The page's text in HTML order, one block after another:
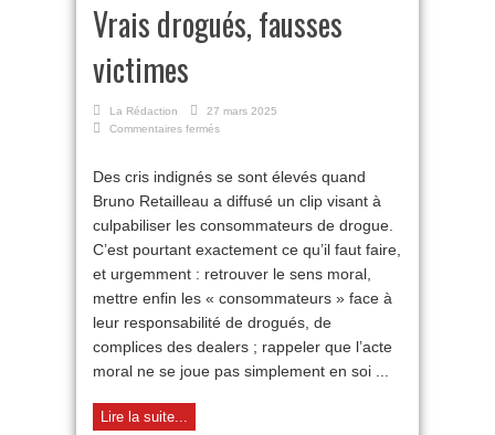
Vrais drogués, fausses
victimes
La Rédaction
27 mars 2025
Commentaires fermés
fausses
victimes
Des cris indignés se sont élevés quand
Bruno Retailleau a diffusé un clip visant à
culpabiliser les consommateurs de drogue.
C’est pourtant exactement ce qu’il faut faire,
et urgemment : retrouver le sens moral,
mettre enfin les « consommateurs » face à
leur responsabilité de drogués, de
complices des dealers ; rappeler que l’acte
moral ne se joue pas simplement en soi ...
Lire la suite...